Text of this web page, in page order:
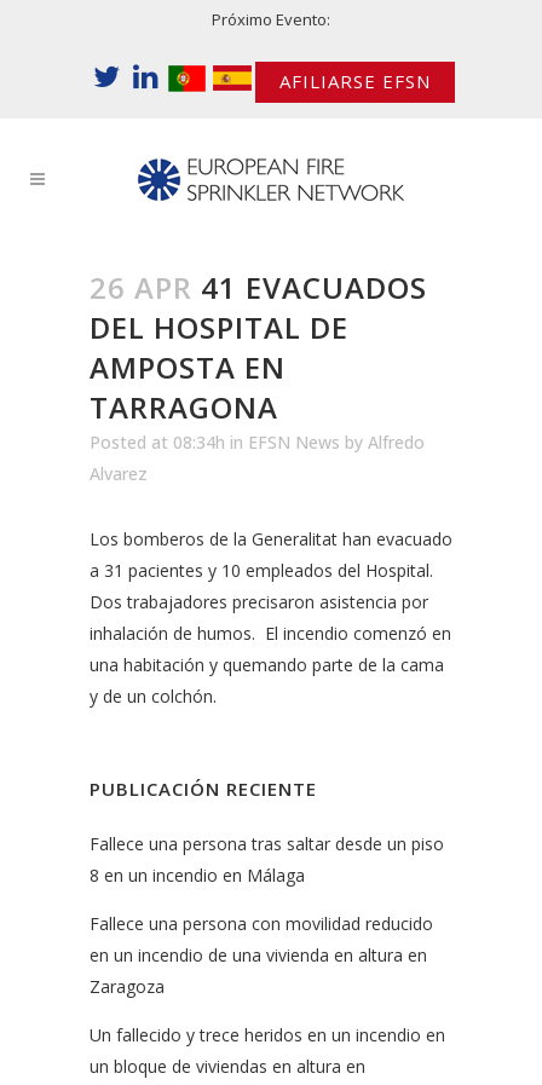
Próximo Evento:
AFILIARSE EFSN
26 APR 41 EVACUADOS
DEL HOSPITAL DE
AMPOSTA EN
TARRAGONA
Posted at 08:34h in EFSN News by Alfredo
Alvarez
Los bomberos de la Generalitat han evacuado
a 31 pacientes y 10 empleados del Hospital.
Dos trabajadores precisaron asistencia por
inhalación de humos. El incendio comenzó en
una habitación y quemando parte de la cama
y de un colchón.
PUBLICACIÓN RECIENTE
Fallece una persona tras saltar desde un piso
8 en un incendio en Málaga
Fallece una persona con movilidad reducido
en un incendio de una vivienda en altura en
Zaragoza
Un fallecido y trece heridos en un incendio en
un bloque de viviendas en altura en